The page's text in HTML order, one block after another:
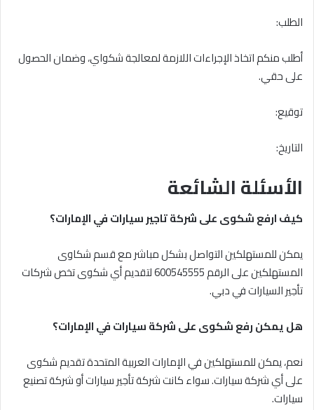
الطلب:
أطلب منكم اتخاذ الإجراءات اللازمة لمعالجة شكواي، وضمان الحصول
على حقي.
توقيع:
التاريخ:
الأسئلة الشائعة
كيف ارفع شكوى على شركة تاجير سيارات في الإمارات؟
يمكن للمستهلكين التواصل بشكل مباشر مع قسم شكاوى
المستهلكين على الرقم 600545555 لتقديم أي شكوى تخص شركات
تأجير السيارات في دبي.
هل يمكن رفع شكوى على شركة سيارات في الإمارات؟
نعم، يمكن للمستهلكين في الإمارات العربية المتحدة تقديم شكوى
على أي شركة سيارات. سواء كانت شركة تأجير سيارات أو شركة تصنيع
سيارات.